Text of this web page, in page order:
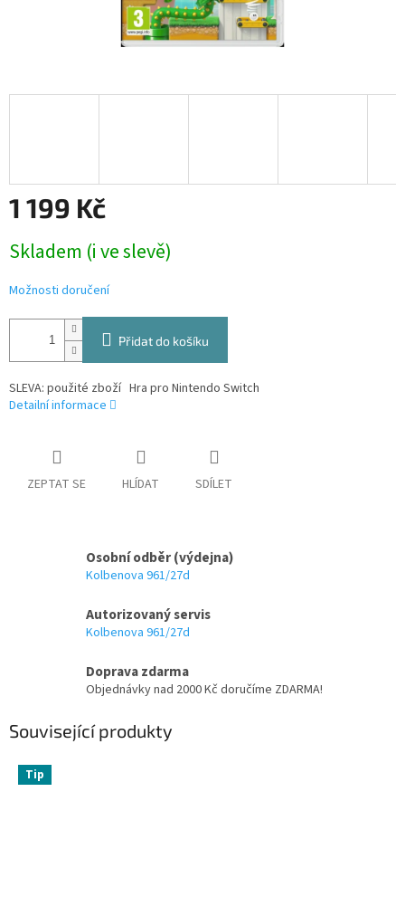
1 199 Kč
cena:
Skladem (i ve slevě)
Možnosti doručení
Přidat do košíku
SLEVA: použité zboží Hra pro Nintendo Switch
Detailní informace
ZEPTAT SE HLÍDAT SDÍLET
Osobní odběr (výdejna)
Kolbenova 961/27d
Autorizovaný servis
Kolbenova 961/27d
Doprava zdarma
Objednávky nad 2000 Kč doručíme ZDARMA!
Související produkty
Tip